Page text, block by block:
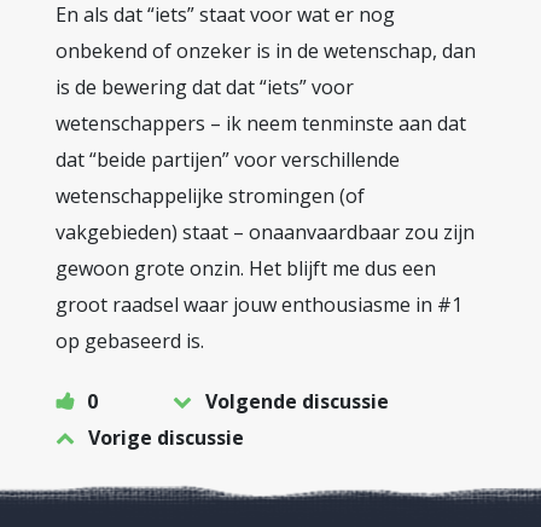
En als dat “iets” staat voor wat er nog
onbekend of onzeker is in de wetenschap, dan
is de bewering dat dat “iets” voor
wetenschappers – ik neem tenminste aan dat
dat “beide partijen” voor verschillende
wetenschappelijke stromingen (of
vakgebieden) staat – onaanvaardbaar zou zijn
gewoon grote onzin. Het blijft me dus een
groot raadsel waar jouw enthousiasme in #1
op gebaseerd is.
0
Volgende discussie
Vorige discussie